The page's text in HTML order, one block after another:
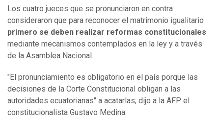
Los cuatro jueces que se pronunciaron en contra
consideraron que para reconocer el matrimonio igualitario
primero se deben realizar reformas constitucionales
mediante mecanismos contemplados en la ley y a través
de la Asamblea Nacional.
"El pronunciamiento es obligatorio en el país porque las
decisiones de la Corte Constitucional obligan a las
autoridades ecuatorianas" a acatarlas, dijo a la AFP el
constitucionalista Gustavo Medina.